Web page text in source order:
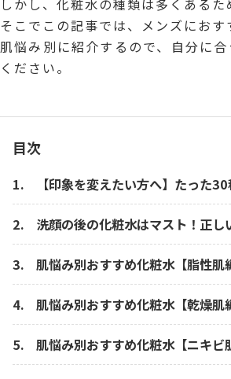
そこでこの記事では、メンズにおす
肌悩み別に紹介するので、自分に
ください。
目次
【印象を変えたい方へ】たった
洗顔の後の化粧水はマスト！正し
肌悩み別おすすめ化粧水【脂性肌
肌悩み別おすすめ化粧水【乾燥肌
肌悩み別おすすめ化粧水【ニキビ